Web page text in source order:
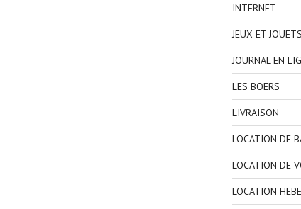
INTERNET
JEUX ET JOUETS
JOURNAL EN
LES BOERS
LIVRAISON
LOCATION DE
LOCATION DE
LOCATION